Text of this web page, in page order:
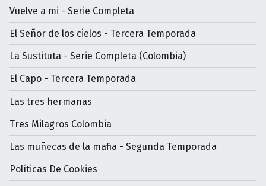
Vuelve a mi - Serie Completa
El Señor de los cielos - Tercera Temporada
La Sustituta - Serie Completa (Colombia)
El Capo - Tercera Temporada
Las tres hermanas
Tres Milagros Colombia
Las muñecas de la mafia - Segunda Temporada
Políticas De Cookies